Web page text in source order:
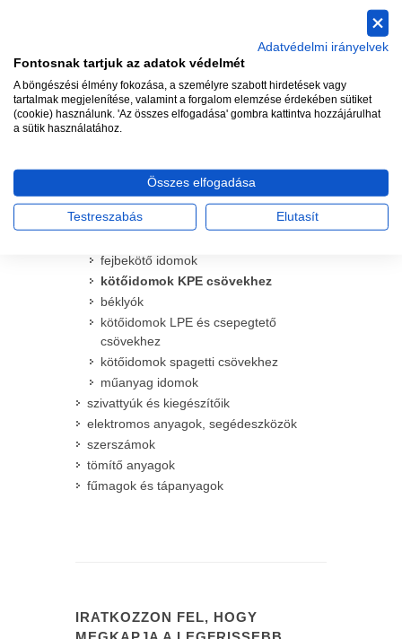
csepegtető és mikroöntöző termékek
mágnesszelepek és kiegészítőik
időjárás érzékelők
csövek
csapok
szűrők és homokleválasztók
kerek és szögletes szelepdobozok
idomok
fejbekötő idomok
kötőidomok KPE csövekhez
béklyók
kötőidomok LPE és csepegtető
csövekhez
kötőidomok spagetti csövekhez
műanyag idomok
szivattyúk és kiegészítőik
elektromos anyagok, segédeszközök
szerszámok
tömítő anyagok
fűmagok és tápanyagok
IRATKOZZON FEL, HOGY
Adatvédelmi irányelvek
Fontosnak tartjuk az adatok védelmét
A böngészési élmény fokozása, a személyre szabott hirdetések vagy
tartalmak megjelenítése, valamint a forgalom elemzése érdekében sütiket
(cookie) használunk. 'Az összes elfogadása' gombra kattintva hozzájárulhat
a sütik használatához.
Összes elfogadása
Testreszabás Elutasít